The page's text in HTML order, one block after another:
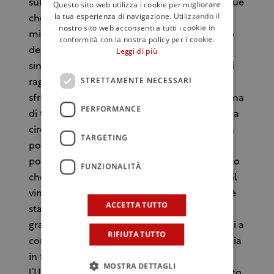
sulla scena del delitto. Un frutto tipico dunque
che i roccapalumbesi hanno deciso di
migliorare. Arrivano ad esempio sul mercato
despinati. “In tutti questi anni – prosegue il
sindaco – il nostro obiettivo è stato quello di
raggiungere una qualità eccellente sapendo
sfruttare quello che la natura ci ha dato. Prima
di tutto l’ottima posizione geografica: siamo a
circa 500 metri sopra il livello del mare”. Una
posizione che non può che incidere
positivamente sul sapore del ficodindia, tanto
che Giordano afferma: “Il ficodindia è come il
vino”. A fare da traino in questa scommessa è
stato Rosolino Bonanno che vanta la più
grande azienda agricola del paese. È stato lui a
convertire i pescheti tramandati dalla famiglia
in fichidindieti. Ed è lui che porta avanti con
Questo sito web utilizza i cookie per migliorare
la tua esperienza di navigazione. Utilizzando il
nostro sito web acconsenti a tutti i cookie in
conformità con la nostra policy per i cookie.
Leggi di più
STRETTAMENTE NECESSARI
PERFORMANCE
TARGETING
FUNZIONALITÀ
ACCETTA TUTTO
RIFIUTA TUTTO
MOSTRA DETTAGLI